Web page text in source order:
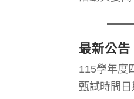
最新公告
115學年度
甄試時間